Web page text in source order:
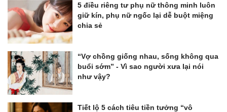
5 điều riêng tư phụ nữ thông minh luôn
giữ kín, phụ nữ ngốc lại dễ buột miệng
chia sẻ
“Vợ chồng giống nhau, sống không qua
buổi sớm” - Vì sao người xưa lại nói
như vậy?
Tiết lộ 5 cách tiêu tiền tưởng “vô